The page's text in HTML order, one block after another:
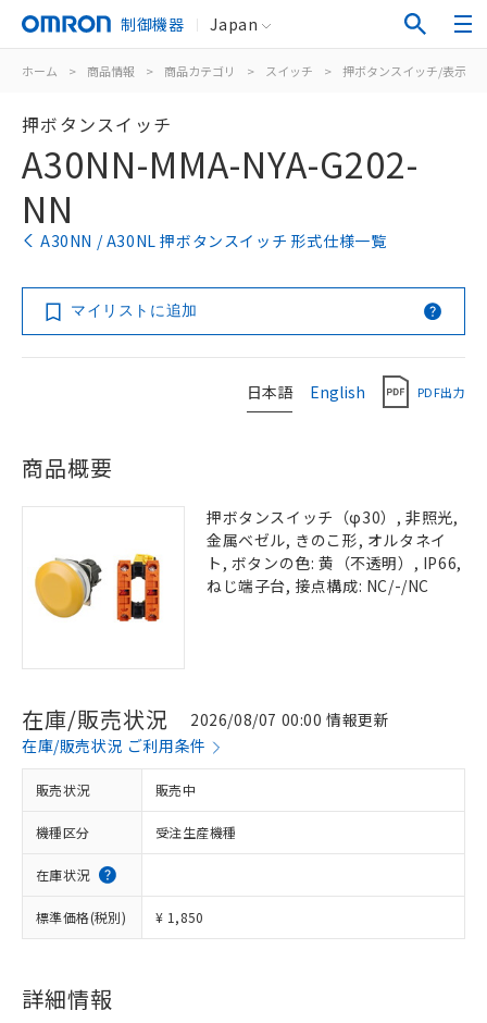
制御機器 Japan
ホーム > 商品情報 > 商品カテゴリ > スイッチ > 押ボタンスイッチ/表示灯
押ボタンスイッチ
A30NN-MMA-NYA-G202-
NN
A30NN / A30NL 押ボタンスイッチ 形式仕様一覧
マイリストに追加
日本語 English PDF出力
商品概要
押ボタンスイッチ（φ30）, 非照光,
金属ベゼル, きのこ形, オルタネイ
ト, ボタンの色: 黄（不透明）, IP66,
ねじ端子台, 接点構成: NC/-/NC
在庫/販売状況
2026/08/07 00:00 情報更新
在庫/販売状況 ご利用条件
販売状況 販売中
機種区分 受注生産機種
在庫状況
標準価格(税別) ¥ 1,850
詳細情報